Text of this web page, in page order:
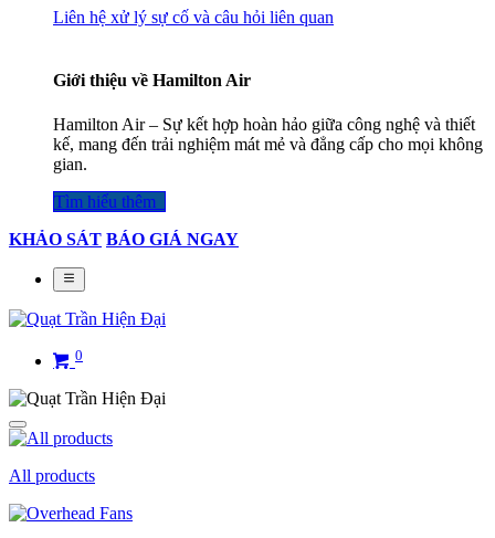
Liên hệ xử lý sự cố và câu hỏi liên quan
Giới thiệu về Hamilton Air
Hamilton Air – Sự kết hợp hoàn hảo giữa công nghệ và thiết
kế, mang đến trải nghiệm mát mẻ và đẳng cấp cho mọi không
gian.
Tìm hiểu thêm​​​​​​​​
KHẢO SÁT BÁO GIÁ NGAY
0
All products